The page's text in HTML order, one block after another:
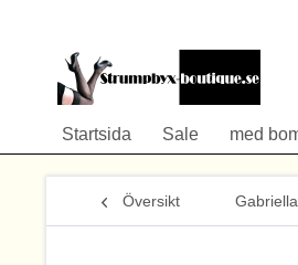
Startsida Sale med
Översikt Gabriella